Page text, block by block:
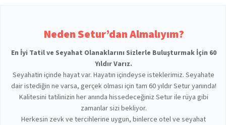
Neden Setur’dan Almalıyım?
En İyi Tatil ve Seyahat Olanaklarını Sizlerle Buluşturmak İçin 60
Yıldır Varız.
Seyahatin içinde hayat var. Hayatın içindeyse isteklerimiz. Seyahate
dair istediğin ne varsa, gerçek olması için tam 60 yıldır Setur yanında!
Kalitesini tatilinizin her anında hissedeceğiniz Setur ile rüya gibi
zamanlar sizi bekliyor.
Herkesin zevk ve tercihlerine uygun, binlerce otel ve seyahat